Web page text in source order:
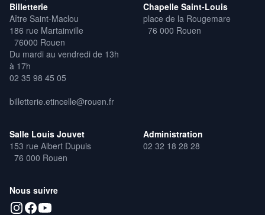
Billetterie
Aître Saint-Maclou
186 rue Martainville
76000 Rouen
Du mardi au vendredi de 13h
à 17h
02 35 98 45 05
billetterie.etincelle@rouen.fr
Chapelle Saint-Louis
place de la Rougemare
76 000 Rouen
Salle Louis Jouvet
153 rue Albert Dupuis
76 000 Rouen
Administration
02 32 18 28 28
Nous suivre